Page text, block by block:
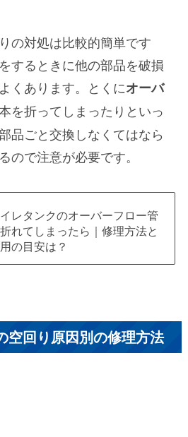
の対処は比較的簡単です
するときに他の部品を破損
くあります。とくにオーバ
を折ってしまったりといっ
品ごと交換しなくてはなら
ので注意が必要です。
イレタンクのオーバーフロー管
れてしまったら｜修理方法と
の目安は？
空回り原因別の修理方法